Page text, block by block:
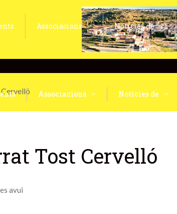
Associacions Notícies de
Associacions Notícies de
Tost Cervelló
avui